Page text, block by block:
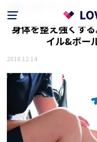
身体を整え強くす
イル&ボー
2018.12.14